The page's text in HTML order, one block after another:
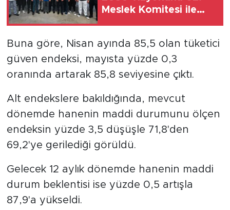
Meslek Komitesi ile
Buna göre, Nisan ayında 85,5 olan tüketici
güven endeksi, mayısta yüzde 0,3
oranında artarak 85,8 seviyesine çıktı.
Alt endekslere bakıldığında, mevcut
dönemde hanenin maddi durumunu ölçen
endeksin yüzde 3,5 düşüşle 71,8'den
69,2'ye gerilediği görüldü.
Gelecek 12 aylık dönemde hanenin maddi
durum beklentisi ise yüzde 0,5 artışla
87,9'a yükseldi.